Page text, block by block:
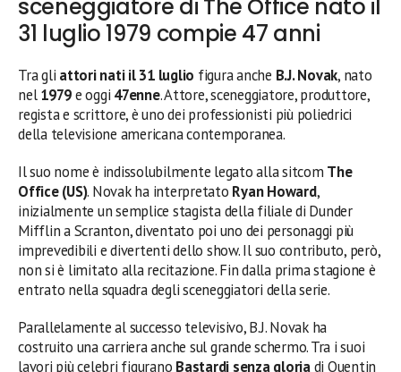
sceneggiatore di The Office nato il
31 luglio 1979 compie 47 anni
Tra gli attori nati il 31 luglio figura anche B.J. Novak, nato
nel1979e oggi 47enne. Attore, sceneggiatore, produttore,
regista e scrittore, è uno dei professionisti più poliedrici
della televisione americana contemporanea.
Il suo nome è indissolubilmente legato alla sitcom The
Office (US). Novak ha interpretato Ryan Howard,
inizialmente un semplice stagista della filiale di Dunder
Mifflin a Scranton, diventato poi uno dei personaggi più
imprevedibili e divertenti dello show. Il suo contributo, però,
non si è limitato alla recitazione. Fin dalla prima stagione è
entrato nella squadra degli sceneggiatori della serie.
Parallelamente al successo televisivo, B.J. Novak ha
costruito una carriera anche sul grande schermo. Tra i suoi
lavori più celebri figurano Bastardi senza gloriadi Quentin